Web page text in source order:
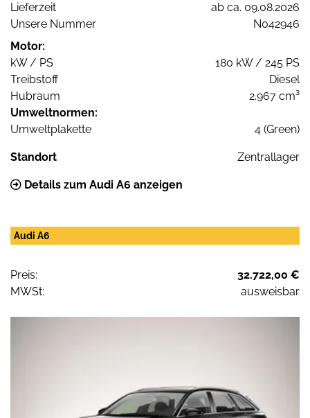
Lieferzeit
ab ca. 09.08.2026
Unsere Nummer
N042946
Motor:
kW / PS
180 kW / 245 PS
Treibstoff
Diesel
Hubraum
2.967 cm³
Umweltnormen:
Umweltplakette
4 (Green)
Standort Zentrallager
Details zum Audi A6 anzeigen
Audi A6
Preis:
32.722,00 €
MWSt:
ausweisbar